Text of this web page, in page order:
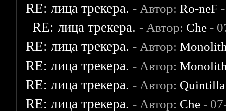
RE: лица трекера. - Автор:Ro-neF
RE: лица трекера. - Автор: Che -
RE: лица трекера. - Автор:
RE: лица трекера. - Автор:
RE: лица трекера. - Автор: Quintilla
RE: лица трекера. - Автор: Che -